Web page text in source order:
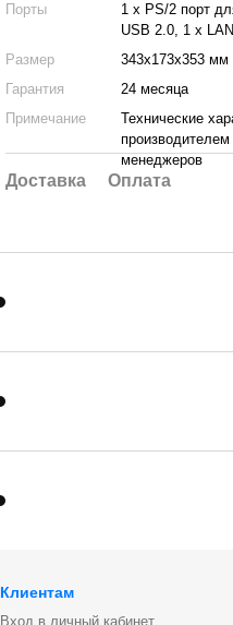
Порты
1 x PS/2 порт
USB 2.0, 1 x
Размер
343х173х353 мм
Гарантия
24 месяца
Примечание
Технические
менеджеров
Доставка Оплата
Клиентам
Вход в личный кабинет